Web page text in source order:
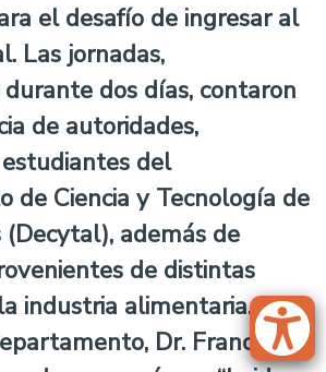
el desafío de ingresar al
Las jornadas,
dos días, contaron
de autoridades,
del
de Ciencia y Tecnología de
además de
de distintas
industria alimentaria. El
Dr. Francisco